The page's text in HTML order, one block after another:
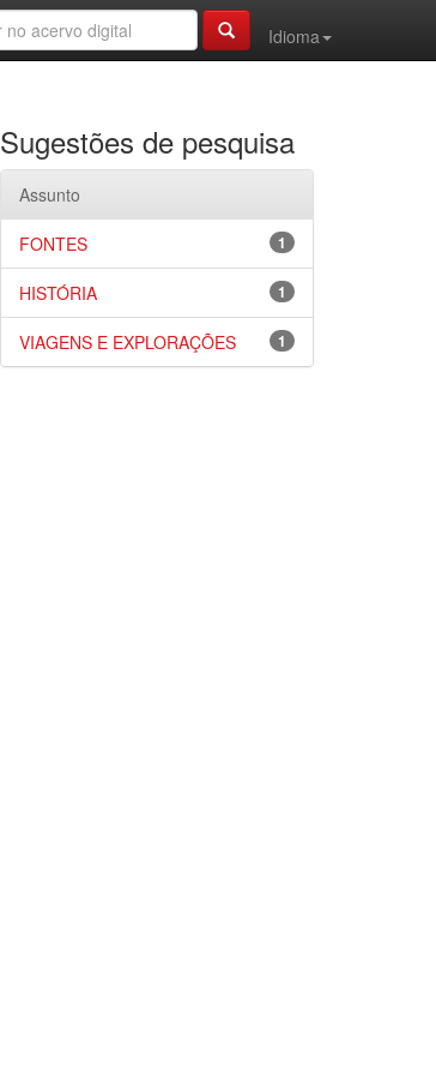
Idioma
Sugestões de pesquisa
Assunto
1
FONTES
1
HISTÓRIA
1
VIAGENS E EXPLORAÇÕES